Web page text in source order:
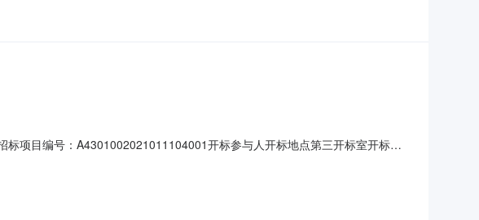
项目编号：A4301002021011104001开标参与人开标地点第三开标室开标时
证金金额:0.0